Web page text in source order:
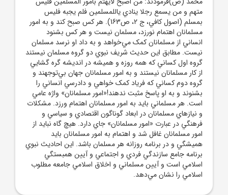
متهم و من يسمع رجلا ينادي ياللمسلمين فلم يجبه فليس
بمسلم (اصول کافي، ج 2، ص163). هر کس صبح کند و به امور
مسلمانان اهتمام نورزد، مسلمان نيست و هر کس بشنود
انساني از مسلمانان کمک مي‌خواهد و به داد او نرسد مسلمان
نيست. مطابق اين حديث شريف نبوي دو گروه مسلمان نيستند
گروه اول کساني که همه روزه و هميشه در انديشه گره گشايي
از کار مسلمانان نيستند و به امور مسلمانان جهان بي‌توجهند و
گروه دوم کساني که فرياد کمک خواهي و دادرسي انساني را
بشنوند و به او پاسخ مثبت ندهند!«امور مسلمانان» واژه عامي
است. هر مسلماني بايد به امور مسلمانان اهتمام ورزد. مشکلات
و نيازهاي مسلمانان در ابعاد گوناگون اقتصادي و سياسي و
فرهنگي در عبارت «امور مسلمانان» جاي دارد. هيچ گاه نبايد از
امور مسلمانان غافل شد و اهتمام به امور مسلمانان بايد
هميشگي و در برنامه روزانه هر مسلمان باشد. اين احاديث نبوي
برنامه جامع سازندگي فردي و اجتماعي و آيين همبستگي
اسلامي است و آيين مسلماني و اخلاق اسلامي جامعه مطلوب
اسلامي را نشان مي‌دهد.